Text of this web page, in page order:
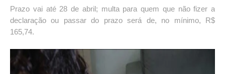
Prazo vai até 28 de abril; multa para quem que não fizer a
declaração ou passar do prazo será de, no mínimo, R$
165,74.